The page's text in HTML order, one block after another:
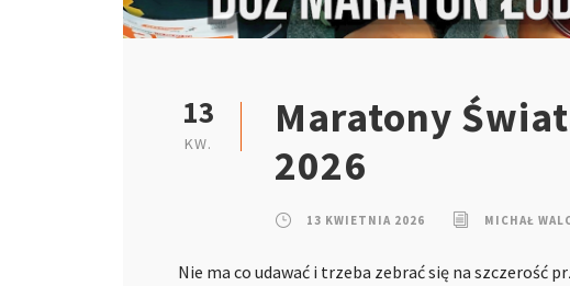
13
KW.
Maratony
2026
13 KWIETNIA 2026 MICHAŁ
Nie ma co udawać i trzeba zebrać się na szczerość